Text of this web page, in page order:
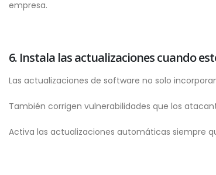
empresa.
6. Instala las actualizaciones cuando
Las actualizaciones de software no solo
También corrigen vulnerabilidades que los
Activa las actualizaciones automáticas siempre